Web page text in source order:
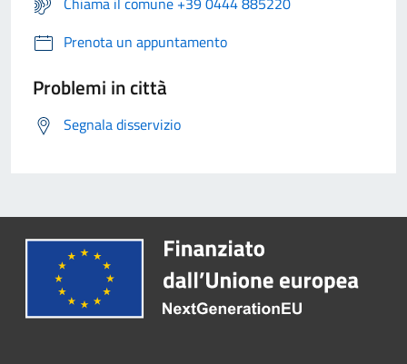
Prenota un appuntamento
Problemi in città
Segnala disservizio